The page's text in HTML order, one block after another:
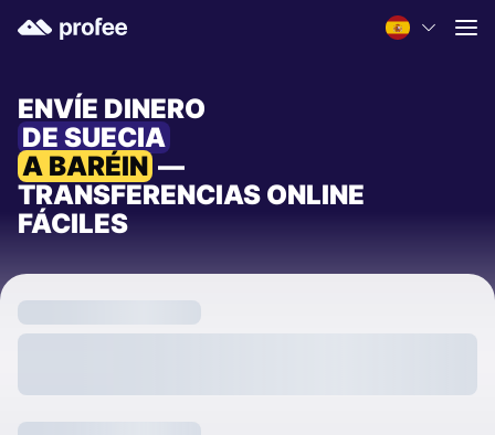
ENVÍE DINERO
DE SUECIA
A BARÉIN —
TRANSFERENCIAS ONLINE
FÁCILES